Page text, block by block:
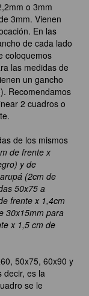
o 3mm
3mm. Vienen
En las
de cada lado
coloquemos
las medidas de
un gancho
Recomendamos
2 cuadros o
de los mismos
de frente x
y de
(2cm de
50x75 a
frente x 1,4cm
30x15mm para
x 1,5 cm de
50x75, 60x90 y
decir, es la
se le